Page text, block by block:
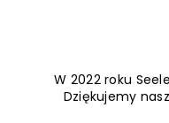
W 2022 roku
Dziękujemy